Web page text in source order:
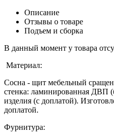
Описание
Отзывы о товаре
Подъем и сборка
В данный момент у товара
Материал:
Сосна - щит мебельный
стенка: ламинированная ДВП
изделия (с доплатой).
доплатой.
Фурнитура: